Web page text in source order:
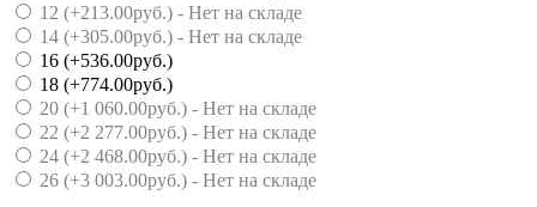
12 (+213.00руб.) - Нет на складе
14 (+305.00руб.) - Нет на складе
16 (+536.00руб.)
18 (+774.00руб.)
20 (+1 060.00руб.) - Нет на складе
22 (+2 277.00руб.) - Нет на складе
24 (+2 468.00руб.) - Нет на складе
26 (+3 003.00руб.) - Нет на складе